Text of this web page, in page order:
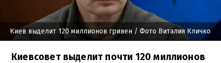
Киев выделит 120 миллионов гривен / Фото Виталия Кличко
Киевсовет выделит почти 120 миллионов